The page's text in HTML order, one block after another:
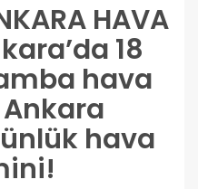
HAVA
18
hava
hava